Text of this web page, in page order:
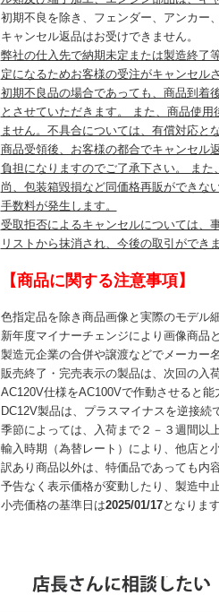
初期不良を除き、フェンダー、アンカー
キャンセル返品はお受けできません。
弊社の仕入先で納期未定または製造終了
定になるためお客様の受注がキャンセル
初期不良品の場合であっても、商品到着
とさせていただきます。 また、商品使
ません。不具合については、有償対応と
商品受領後、お客様の都合でキャンセル
負担になりますのでご了承下さい。 ま
尚、包装箱毀損など同価格再販ができな
手数料が発生します。
受取拒否によるキャンセルについては、
リストから抹消され、今後の取引ができ
【商品に関する注意事項】
色指定品を除き商品画像と実際のモデル
新年度マイナーチェンジにより画像商品
製造元企業の合併や譲渡などでメーカー
販売終了・完売表示の製品は、次回の入
AC120V仕様をAC100Vで作動させると
DC12V製品は、プラスマイナスを逆接
季節によっては、入荷まで２－３週間以
輸入時期（為替レート）により、他店と
訳あり商品以外は、特価品であっても内
予告なく表示価格が変動したり、製造中
小売価格の基準日は2025/01/17となりま